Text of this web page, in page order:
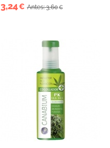
3,24€ Antes: 3,60€